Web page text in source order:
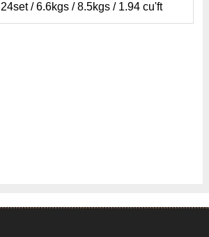
24set / 6.6kgs / 8.5kgs / 1.94 cu'ft